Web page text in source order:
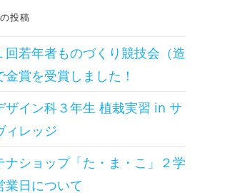
投稿
回若年者ものづくり競技会（造
金賞を受賞しました！
ザイン科３年生 植栽実習 in サ
ィレッジ
ナショップ「た・ま・こ」２学
業日について